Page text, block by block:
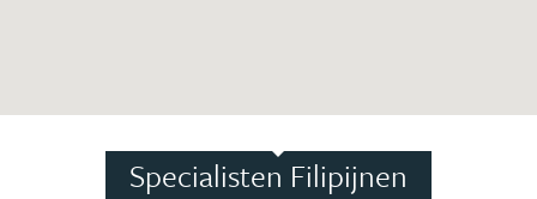
Specialisten Filipijnen